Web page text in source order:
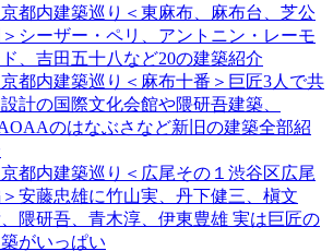
都内建築巡り＜東麻布、麻布台、芝公
＞シーザー・ペリ、アントニン・レーモ
、吉田五十八など20の建築紹介
都内建築巡り＜麻布十番＞巨匠3人で共
計の国際文化会館や隈研吾建築、
のはなぶさなど新旧の建築全部紹
都内建築巡り＜広尾その１渋谷区広尾
安藤忠雄に竹山実、丹下健三、槇文
、隈研吾、青木淳、伊東豊雄 実は巨匠の
がいっぱい